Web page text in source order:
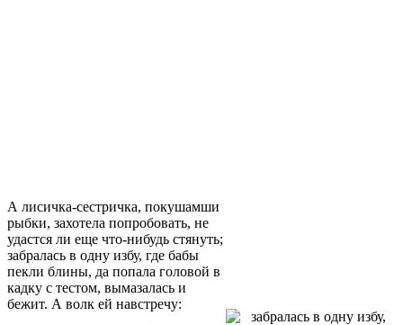
А лисичка-сестричка, покушамши
рыбки, захотела попробовать, не
удастся ли еще что-нибудь стянуть;
забралась в одну избу, где бабы
пекли блины, да попала головой в
кадку с тестом, вымазалась и
бежит. А волк ей навстречу: